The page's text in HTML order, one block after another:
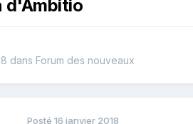
d'Ambitio
dans Forum des nouveaux
Posté 16 janvier 2018